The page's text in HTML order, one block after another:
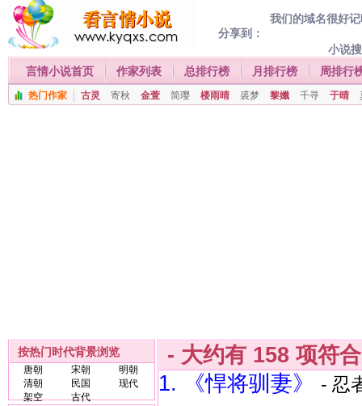
我们的域名很好
分享到：
小说
言情小说首页
作家列表 总排行榜 月排行榜 周排行
热门作家 古灵 寄秋 金萱 简璎 楼雨晴 裘梦 黎孅 千寻 于晴
按热门时代背景浏览
唐朝 宋朝
明朝
清朝
民国
现代
架空
古代
- 大约有 158 项符
1. 《悍将驯妻》
- 忍